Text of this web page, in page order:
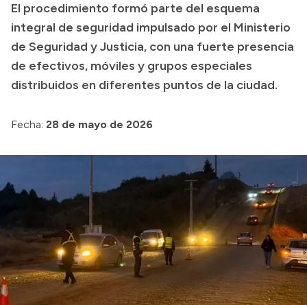
Convocatorias
Intranet
El procedimiento formó parte del esquema
integral de seguridad impulsado por el Ministerio
de Seguridad y Justicia, con una fuerte presencia
de efectivos, móviles y grupos especiales
distribuidos en diferentes puntos de la ciudad.
Fecha: 28 de mayo de 2026